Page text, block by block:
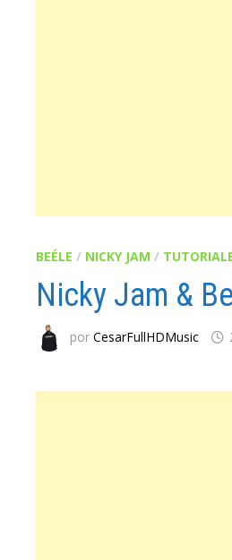
BEÉLE / NICKY JAM /
Nicky Jam &
porCesarFullHDMusic